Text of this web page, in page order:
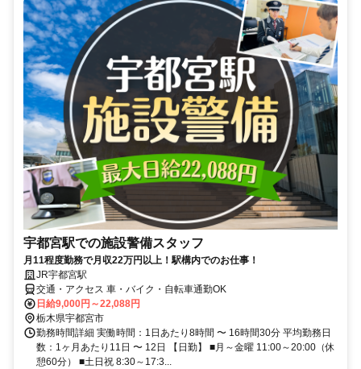
宇都宮駅での施設警備スタッフ
月11程度勤務で月収22万円以上！駅構内でのお仕事！
JR宇都宮駅
交通・アクセス 車・バイク・自転車通勤OK
日給9,000円～22,088円
栃木県宇都宮市
勤務時間詳細 実働時間：1日あたり8時間 〜 16時間30分 平均勤務日
数：1ヶ月あたり11日 〜 12日 【日勤】 ■月～金曜 11:00～20:00（休
憩60分） ■土日祝 8:30～17:3...